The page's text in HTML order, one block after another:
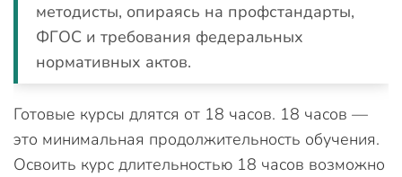
методисты, опираясь на профстандарты,
ФГОС и требования федеральных
нормативных актов.
Готовые курсы длятся от 18 часов. 18 часов —
это минимальная продолжительность обучения.
Освоить курс длительностью 18 часов возможно